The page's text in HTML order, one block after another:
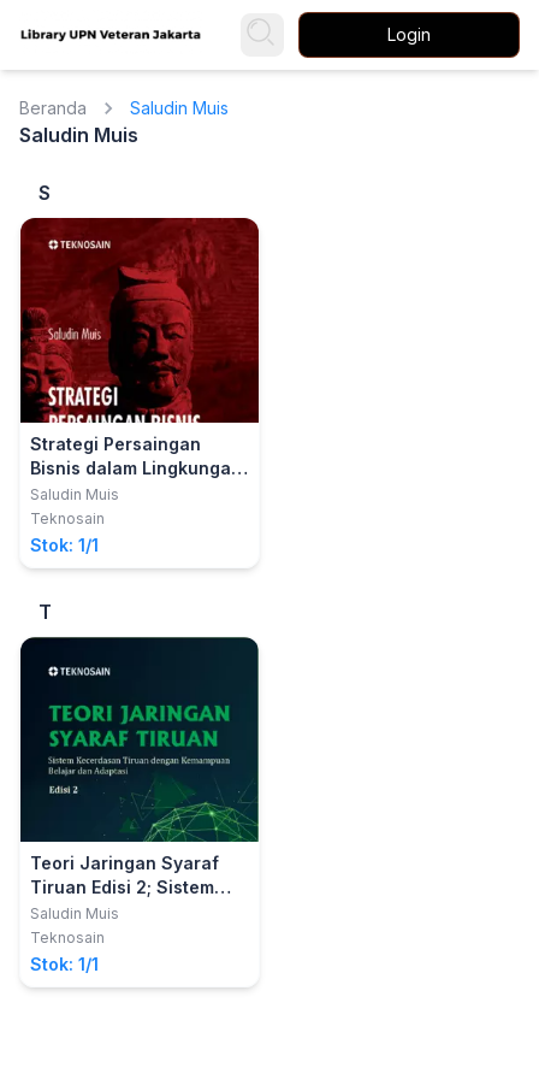
Login
Beranda Saludin Muis
Saludin Muis
S
Strategi Persaingan
Bisnis dalam Lingkungan
Industri Manufaktur;
Antara Teori Modern dan
Seni Perang Sun Tzu
Saludin Muis
Teknosain
Stok: 1/1
T
Teori Jaringan Syaraf
Tiruan Edisi 2; Sistem
Kecerdasan Tiruan
dengan Kemampuan
Belajar dan Adaptasi
Saludin Muis
Teknosain
Stok: 1/1